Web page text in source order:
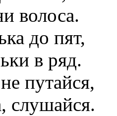
волоса.
до пят,
в ряд.
путайся,
слушайся.